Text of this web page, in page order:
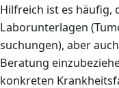
Hilfreich ist es häufig,
Laborunterlagen
suchungen), aber
Beratung
konkreten